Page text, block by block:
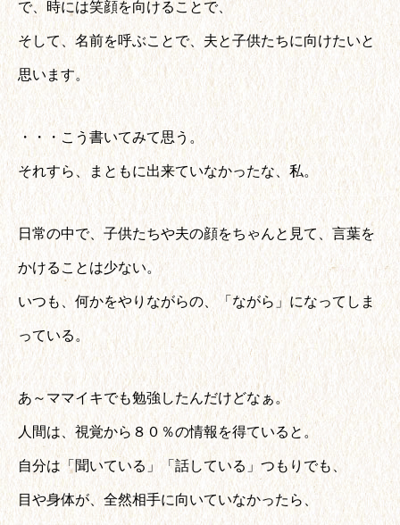
で、時には笑顔を向けることで、
そして、名前を呼ぶことで、夫と子供たちに向けたいと
思います。
・・・こう書いてみて思う。
それすら、まともに出来ていなかったな、私。
日常の中で、子供たちや夫の顔をちゃんと見て、言葉を
かけることは少ない。
いつも、何かをやりながらの、「ながら」になってしま
っている。
あ～ママイキでも勉強したんだけどなぁ。
人間は、視覚から８０％の情報を得ていると。
自分は「聞いている」「話している」つもりでも、
目や身体が、全然相手に向いていなかったら、